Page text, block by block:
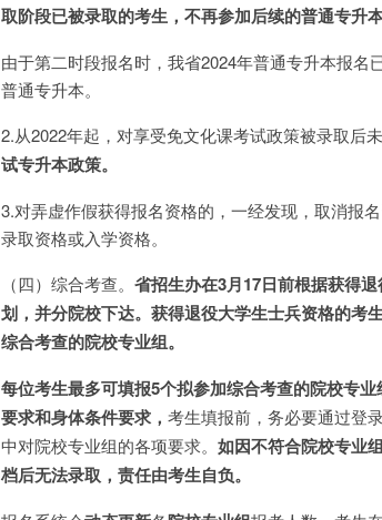
取阶段已被录取的考生，不再参加后续的普通专升本
由于第二时段报名时，我省2024年普通专升本报
普通专升本。
2.从2022年起，对享受免文化课考试政策被录取后
试专升本政策。
3.对弄虚作假获得报名资格的，一经发现，取消报
录取资格或入学资格。
（四）综合考查。 省招生办在3月17日前根据获得
划，并分院校下达。 获得退役大学生士兵资格的考
综合考查的院校专业组。
每位考生最多可填报5个拟参加综合考查的院校专
要求和身体条件要求， 考生填报前，务必要通过登
中对院校专业组的各项要求。 如因不符合院校专业
档后无法录取，责任由考生自负。